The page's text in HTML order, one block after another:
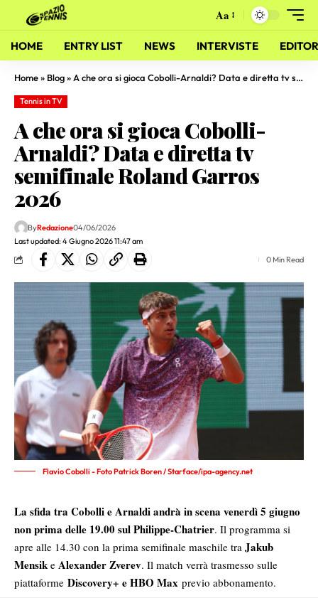
Aa
HOME ENTRY LIST NEWS INTERVISTE
Home» Blog» A che ora si gioca Cobolli-Arnaldi? Data e diretta tv semifinale Roland Garros 2026
Tennis in TV
A che ora si gioca Cobolli-
Arnaldi? Data e diretta tv
semifinale Roland Garros
2026
Last updated: 4 Giugno 2026 11:47 am
ByRedazione04/06/2026
0 Min Read
Flavio Cobolli - Foto Patrick Boren / Starface/ipa-agency.net
La sfida tra Cobolli e Arnaldi andrà in scena venerdì 5 giugno
non prima delle 19.00 sul Philippe-Chatrier. Il programma si
apre alle 14.30 con la prima semifinale maschile tra Jakub
Mensik e Alexander Zverev. Il match verrà trasmesso sulle
piattaforme Discovery+ e HBO Max previo abbonamento.